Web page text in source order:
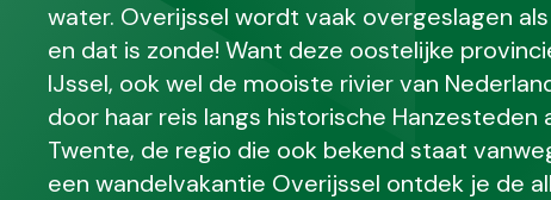
water. Overijssel wordt vaak overgeslagen
en dat is zonde! Want deze oostelijke
IJssel, ook wel de mooiste rivier van
door haar reis langs historische Hanzesteden
Twente, de regio die ook bekend staat
een wandelvakantie Overijssel ontdek je de